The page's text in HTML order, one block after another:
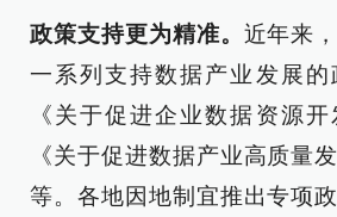
政策支持更为精准。 近年来
一系列支持数据产业发展
《关于促进企业数据资源开
《关于促进数据产业高质量
等。各地因地制宜推出专项